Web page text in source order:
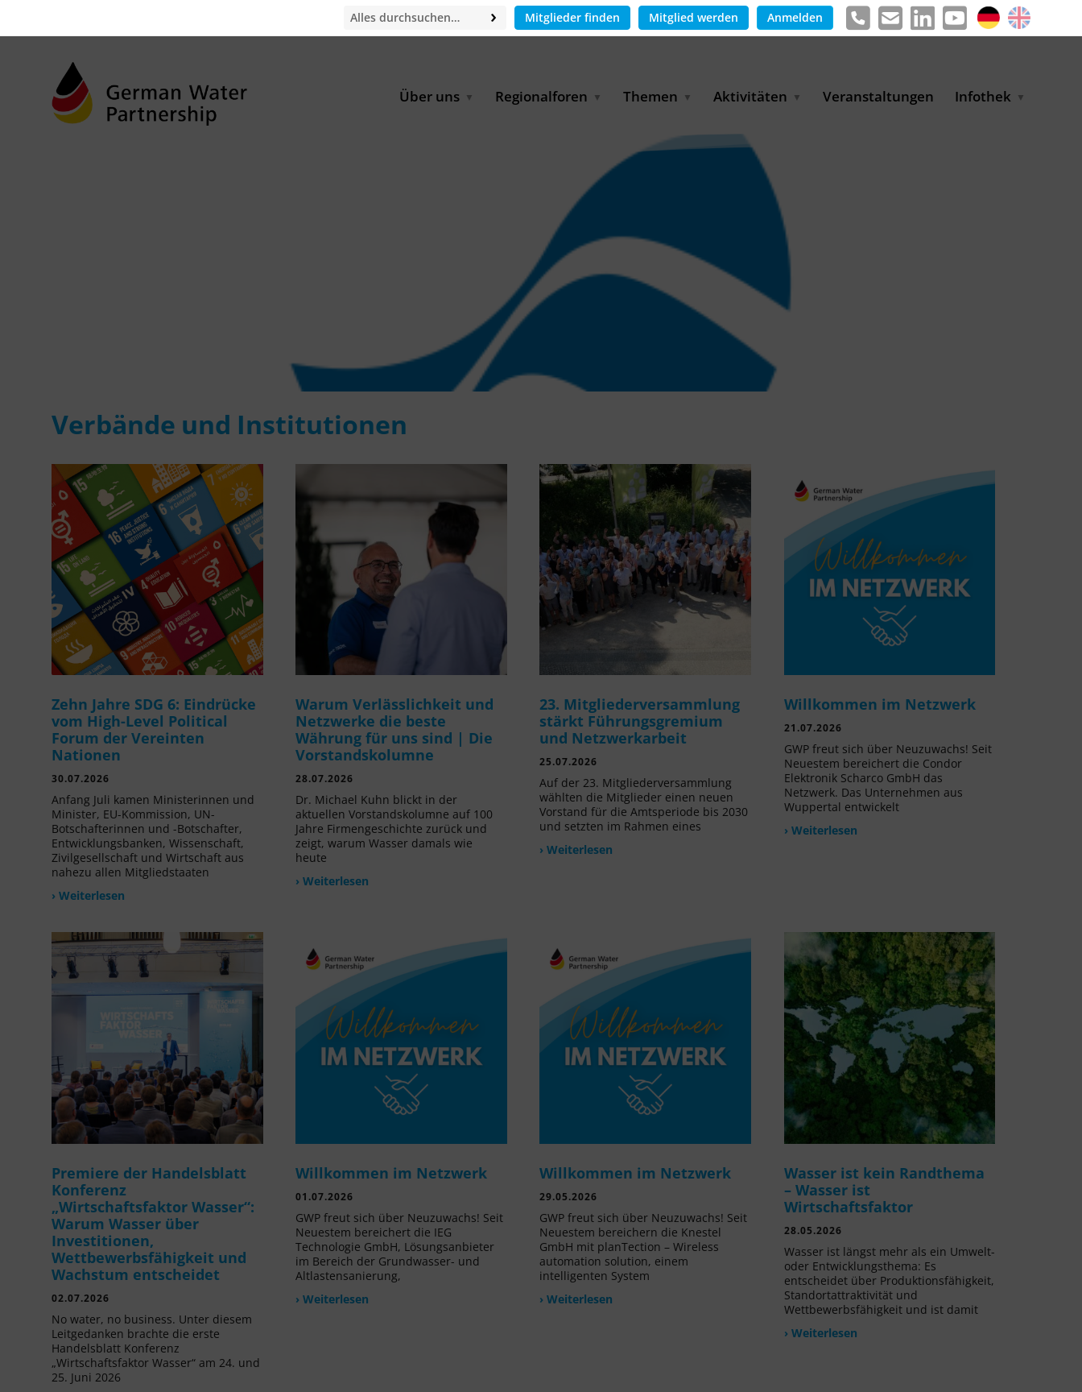
Mitglieder finden Mitglied werden Anmelden
Über uns
Virtual Index of Members
Regionalforen
Nordafrika
Ostasien
Süd- & Südostasien
Themen
Industriewasserwirtschaft
Wasser und Energie
Digital Water
Wasserstoff
Aktivitäten
für KMU
Auslandsmessen
WASANet | Vernetzungs-
und Transferprojekt
Betreiberpartnerschaften
Partnerschaftsprojekte
GWP-Days
BLUE PLANET Berlin Water
BMUKN-Exportinitiative
Umweltschutz
Veranstaltungen Infothek
Verbände und Institutionen
Zehn Jahre SDG 6: Eindrücke
vom High-Level Political
Forum der Vereinten
Nationen
30.07.2026
Anfang Juli kamen Ministerinnen und
Minister, EU-Kommission, UN-
Botschafterinnen und -Botschafter,
Entwicklungsbanken, Wissenschaft,
Zivilgesellschaft und Wirtschaft aus
nahezu allen Mitgliedstaaten
› Weiterlesen
Warum Verlässlichkeit und
Netzwerke die beste
Währung für uns sind | Die
Vorstandskolumne
28.07.2026
Dr. Michael Kuhn blickt in der
aktuellen Vorstandskolumne auf 100
Jahre Firmengeschichte zurück und
zeigt, warum Wasser damals wie
heute
› Weiterlesen
23. Mitgliederversammlung
stärkt Führungsgremium
und Netzwerkarbeit
25.07.2026
Auf der 23. Mitgliederversammlung
wählten die Mitglieder einen neuen
Vorstand für die Amtsperiode bis 2030
und setzten im Rahmen eines
› Weiterlesen
Willkommen im Netzwerk
21.07.2026
GWP freut sich über Neuzuwachs! Seit
Neuestem bereichert die Condor
Elektronik Scharco GmbH das
Netzwerk. Das Unternehmen aus
Wuppertal entwickelt
› Weiterlesen
Premiere der Handelsblatt
Konferenz
„Wirtschaftsfaktor Wasser“:
Warum Wasser über
Investitionen,
Wettbewerbsfähigkeit und
Wachstum entscheidet
02.07.2026
No water, no business. Unter diesem
Leitgedanken brachte die erste
Handelsblatt Konferenz
„Wirtschaftsfaktor Wasser“ am 24. und
25. Juni 2026
Willkommen im Netzwerk
01.07.2026
GWP freut sich über Neuzuwachs! Seit
Neuestem bereichert die IEG
Technologie GmbH, Lösungsanbieter
im Bereich der Grundwasser- und
Altlastensanierung,
› Weiterlesen
Willkommen im Netzwerk
29.05.2026
GWP freut sich über Neuzuwachs! Seit
Neuestem bereichern die Knestel
GmbH mit planTection – Wireless
automation solution, einem
intelligenten System
› Weiterlesen
Wasser ist kein Randthema
– Wasser ist
Wirtschaftsfaktor
28.05.2026
Wasser ist längst mehr als ein Umwelt-
oder Entwicklungsthema: Es
entscheidet über Produktionsfähigkeit,
Standortattraktivität und
Wettbewerbsfähigkeit und ist damit
› Weiterlesen